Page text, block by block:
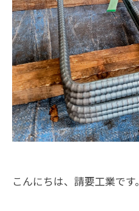
こんにちは、請要工業です。